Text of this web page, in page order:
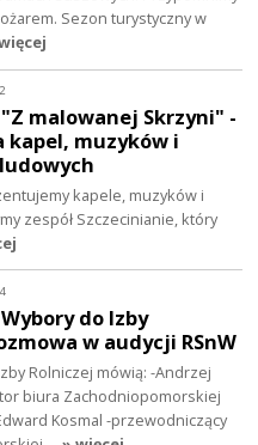
Sezon turystyczny w
"Z malowanej Skrzyni" -
kapel, muzyków i
kapele, muzyków i
zespół Szczecinianie, który
do Izby
w audycji RSnW
Rolniczej mówią: -Andrzej
biura Zachodniopomorskiej
Kosmal -przewodniczący